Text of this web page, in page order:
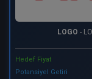
LOGO -
Hedef Fiyat
Potansiyel Getiri